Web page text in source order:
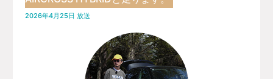
2026年4月25日 放送